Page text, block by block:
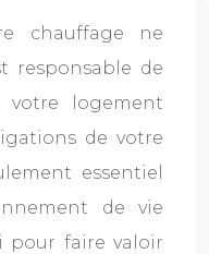
chauffage ne
responsable de
votre logement
de votre
essentiel
de vie
pour faire valoir